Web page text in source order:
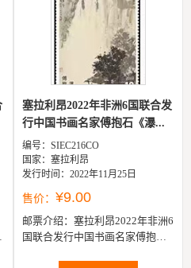
塞拉利昂2022年非洲6国联合发
行中国书画名家傅抱石《瀑...
编号：SIEC216CO
国家：塞拉利昂
发行时间：2022年11月25日
售价： ¥9.00
邮票介绍： 塞拉利昂2022年非洲6
国联合发行中国书画名家傅抱石